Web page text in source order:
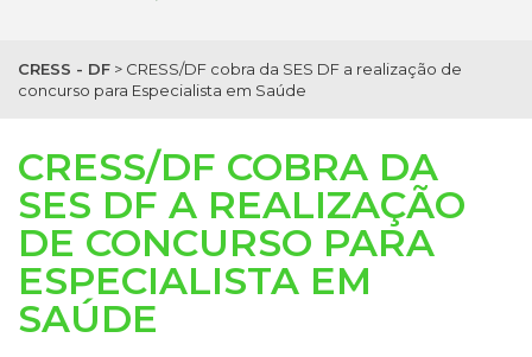
CRESS - DF > CRESS/DF cobra da SES DF a realização de
concurso para Especialista em Saúde
CRESS/DF COBRA DA
SES DF A REALIZAÇÃO
DE CONCURSO PARA
ESPECIALISTA EM
SAÚDE